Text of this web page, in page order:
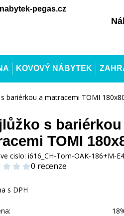
pegas.cz
KOVOVÝ NÁBYTEK
bariérkou a matracemi TOMI
s bariérkou
TOMI
cislo: i616_CH-Tom-OAK-186+M-
0 recenze
s DPH